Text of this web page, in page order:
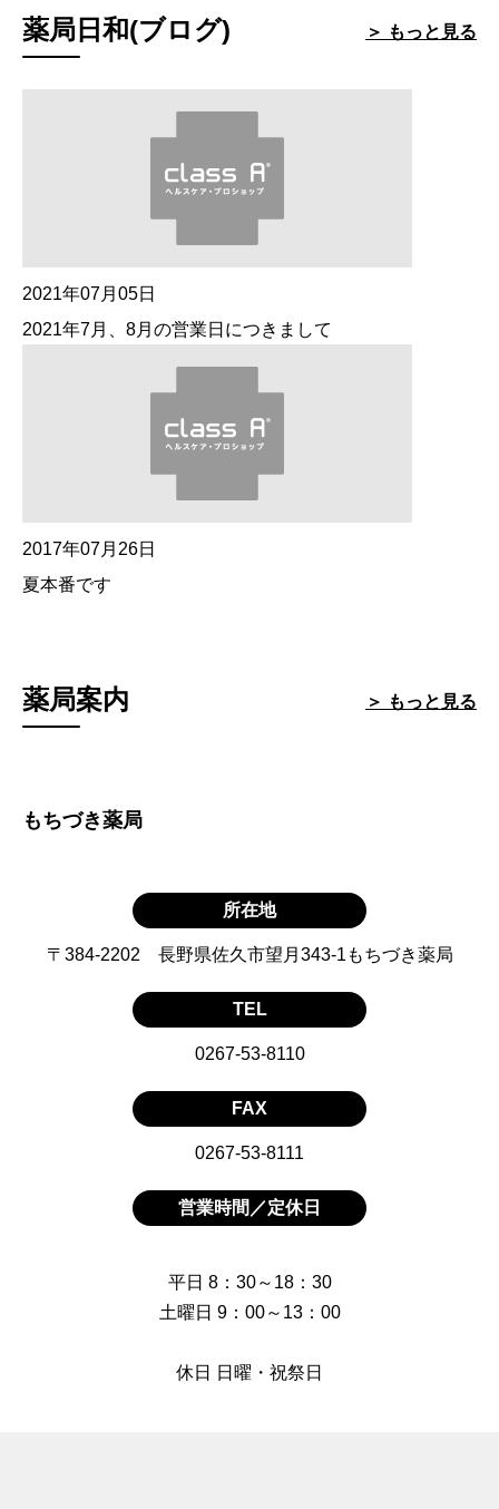
薬局日和(ブログ)
2021年07月05日
2021年7月、8月の営業日につきまして
2017年07月26日
夏本番です
＞ もっと見る
薬局案内
もちづき薬局
所在地
〒384-2202 長野県佐久市望月343-1もちづき薬局
TEL
0267-53-8110
FAX
0267-53-8111
営業時間／定休日
平日 8：30～18：30
土曜日 9：00～13：00
休日 日曜・祝祭日
＞ もっと見る